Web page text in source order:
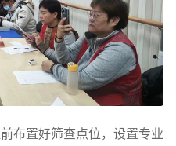
布置好筛查点位，设置专业